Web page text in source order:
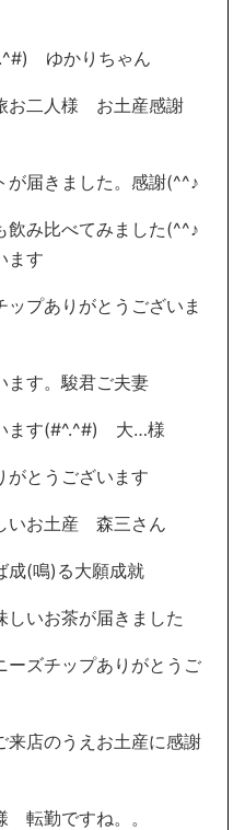
ゆかりちゃん
お二人様 お土産感謝
が届きました。感謝(^^♪
飲み比べてみました(^^♪
ます
プありがとうございま
ます。駿君ご夫妻
ます(#^.^#) 大…様
がとうございます
いお土産 森三さん
(鳴)る大願成就
いお茶が届きました
ーズチップありがとうご
来店のうえお土産に感謝
転勤ですね。。